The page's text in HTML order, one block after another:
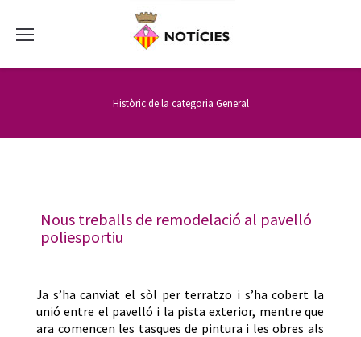
Històric de la categoria General
Nous treballs de remodelació al pavelló
poliesportiu
Ja s’ha canviat el sòl per terratzo i s’ha cobert la
unió entre el pavelló i la pista exterior, mentre que
ara comencen les tasques de pintura i les obres als